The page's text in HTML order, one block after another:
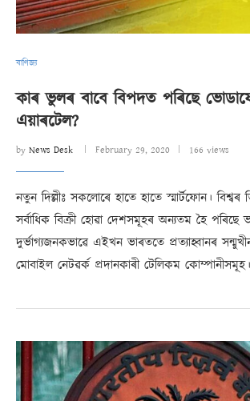
বাণিজ্য
কাৰ ভুলৰ বাবে বিপদত পৰিছে
এয়াৰটেল?
by News Desk February 29, 2020 166 views
নতুন দিল্লীঃ সকলোৰে হাতে হাতে স্মাৰ্টফোন। বিশ্বৰ
সৰ্বাধিক বিক্ৰী হোৱা দেশসমূহৰ অন্যতম হৈ পৰিছে
দুৰ্ভাগ্যজনকভাৱে এইখন ভাৰততে প্ৰত্যাহ্বানৰ
মোবাইল নেটৱৰ্ক প্ৰদানকাৰী টেলিকম